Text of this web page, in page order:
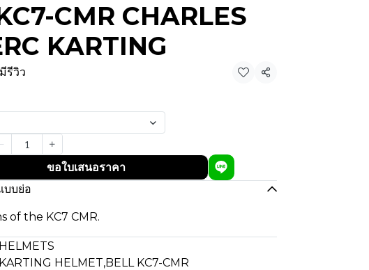
CMR CHARLES
KARTING
รีวิว
แชร์
ขอใบเสนอราคา
บบย่อ
of the KC7 CMR.
HELMET,BELL KC7-CMR